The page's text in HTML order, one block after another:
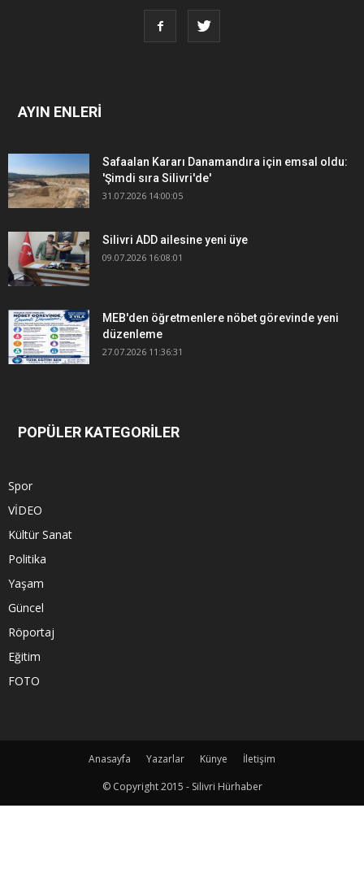
AYIN ENLERİ
Safaalan Kararı Danamandıra için emsal oldu:
'Şimdi sıra Silivri'de'
31.07.2026 14:00:05
Silivri ADD ailesine yeni üye
09.07.2026 16:08:01
MEB'den öğretmenlere nöbet görevinde yeni
düzenleme
27.07.2026 11:36:31
POPÜLER KATEGORİLER
Spor
VİDEO
Kültür Sanat
Politika
Yaşam
Güncel
Röportaj
Eğitim
FOTO
Anasayfa Yazarlar Künye
İletişim
© Copyright 2015 - Silivri Hürhaber